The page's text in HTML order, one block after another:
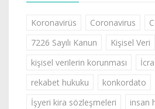
Koronavirüs Coronavirus
7226 Sayılı Kanun
Kişisel Veri
kişisel verilerin korunması
rekabet hukuku
konkordato
İşyeri kira sözleşmeleri
insan